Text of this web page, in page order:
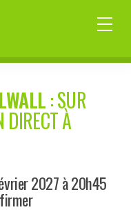
: SUR
DIRECT À
2027 à 20h45